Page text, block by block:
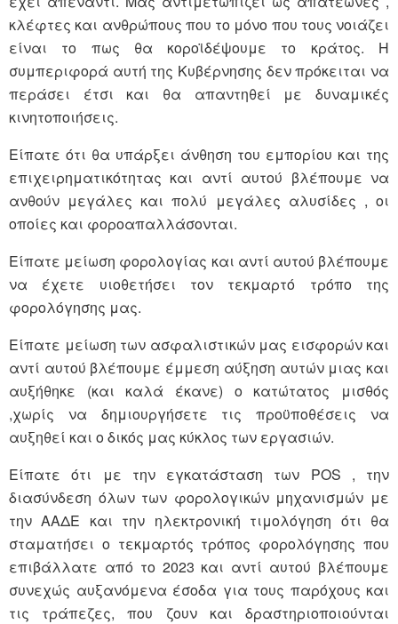
κλέφτες και ανθρώπους που το μόνο που τους νοιάζει
είναι το πως θα κοροϊδέψουμε το κράτος. Η
συμπεριφορά αυτή της Κυβέρνησης δεν πρόκειται να
περάσει έτσι και θα απαντηθεί με δυναμικές
κινητοποιήσεις.
Είπατε ότι θα υπάρξει άνθηση του εμπορίου και της
επιχειρηματικότητας και αντί αυτού βλέπουμε να
ανθούν μεγάλες και πολύ μεγάλες αλυσίδες , οι
οποίες και φοροαπαλλάσονται.
Είπατε μείωση φορολογίας και αντί αυτού βλέπουμε
να έχετε υιοθετήσει τον τεκμαρτό τρόπο της
φορολόγησης μας.
Είπατε μείωση των ασφαλιστικών μας εισφορών και
αντί αυτού βλέπουμε έμμεση αύξηση αυτών μιας και
αυξήθηκε (και καλά έκανε) ο κατώτατος μισθός
,χωρίς να δημιουργήσετε τις προϋποθέσεις να
αυξηθεί και ο δικός μας κύκλος των εργασιών.
Είπατε ότι με την εγκατάσταση των POS , την
διασύνδεση όλων των φορολογικών μηχανισμών με
την ΑΑΔΕ και την ηλεκτρονική τιμολόγηση ότι θα
σταματήσει ο τεκμαρτός τρόπος φορολόγησης που
επιβάλλατε από το 2023 και αντί αυτού βλέπουμε
συνεχώς αυξανόμενα έσοδα για τους παρόχους και
τις τράπεζες, που ζουν και δραστηριοποιούνται